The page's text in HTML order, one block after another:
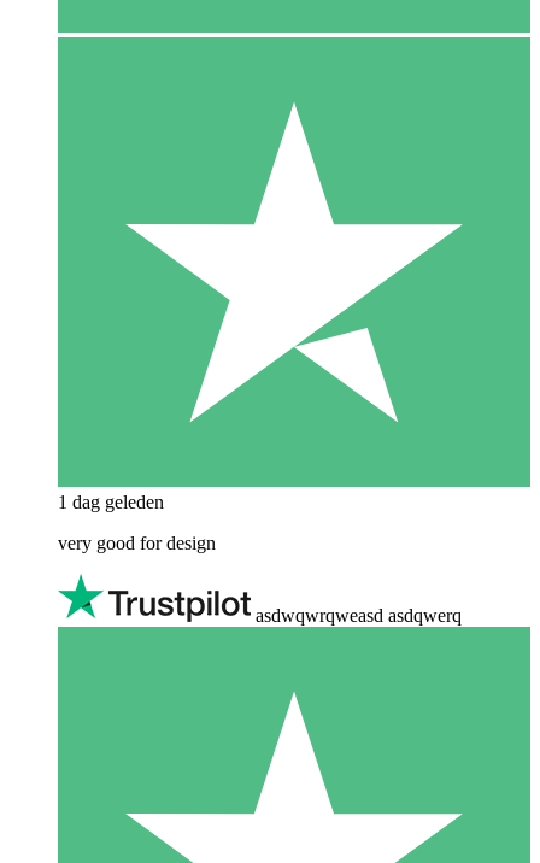
1 dag geleden
very good for design
asdwqwrqweasd asdqwerq